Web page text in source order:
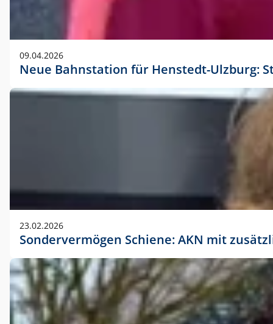
09.04.2026
Neue Bahnstation für Henstedt-Ulzburg:
23.02.2026
Sondervermögen Schiene: AKN mit